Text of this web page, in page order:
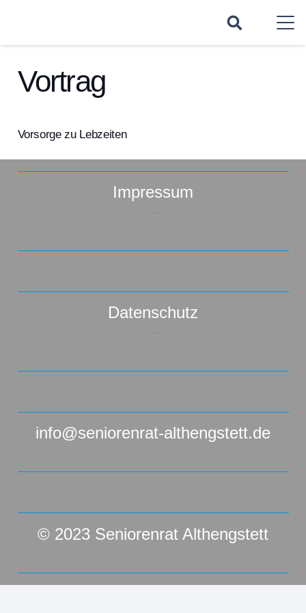
Vortrag
Vorsorge zu Lebzeiten
Impressum
Datenschutz
info@seniorenrat-althengstett.de
© 2023 Seniorenrat Althengstett